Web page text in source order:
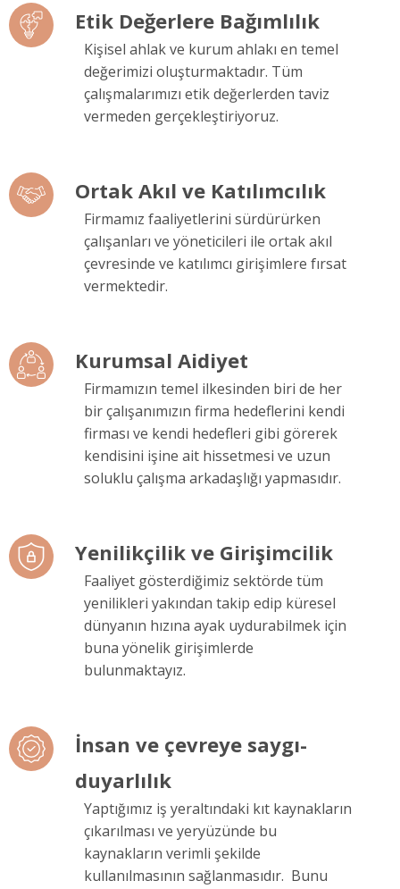
Etik Değerlere Bağımlılık
Kişisel ahlak ve kurum ahlakı en temel
değerimizi oluşturmaktadır. Tüm
çalışmalarımızı etik değerlerden taviz
vermeden gerçekleştiriyoruz.
Ortak Akıl ve Katılımcılık
Firmamız faaliyetlerini sürdürürken
çalışanları ve yöneticileri ile ortak akıl
çevresinde ve katılımcı girişimlere fırsat
vermektedir.
Kurumsal Aidiyet
Firmamızın temel ilkesinden biri de her
bir çalışanımızın firma hedeflerini kendi
firması ve kendi hedefleri gibi görerek
kendisini işine ait hissetmesi ve uzun
soluklu çalışma arkadaşlığı yapmasıdır.
Yenilikçilik ve Girişimcilik
Faaliyet gösterdiğimiz sektörde tüm
yenilikleri yakından takip edip küresel
dünyanın hızına ayak uydurabilmek için
buna yönelik girişimlerde
bulunmaktayız.
İnsan ve çevreye saygı-
duyarlılık
Yaptığımız iş yeraltındaki kıt kaynakların
çıkarılması ve yeryüzünde bu
kaynakların verimli şekilde
kullanılmasının sağlanmasıdır. Bunu